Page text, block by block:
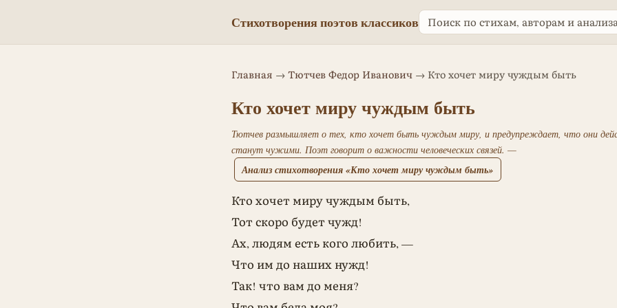
Стихотворения поэтов классиков
Главная → Тютчев Федор Иванович → Кто хочет миру чуждым быть
Кто хочет миру чуждым быть
Тютчев размышляет о тех, кто хочет быть чуждым миру, и предупреждает, что они
станут чужими. Поэт говорит о важности человеческих связей. —
Анализ стихотворения «Кто хочет миру чуждым быть»
Кто хочет миру чуждым быть,
Тот скоро будет чужд!
Ах, людям есть кого любить, —
Что им до наших нужд!
Так! что вам до меня?